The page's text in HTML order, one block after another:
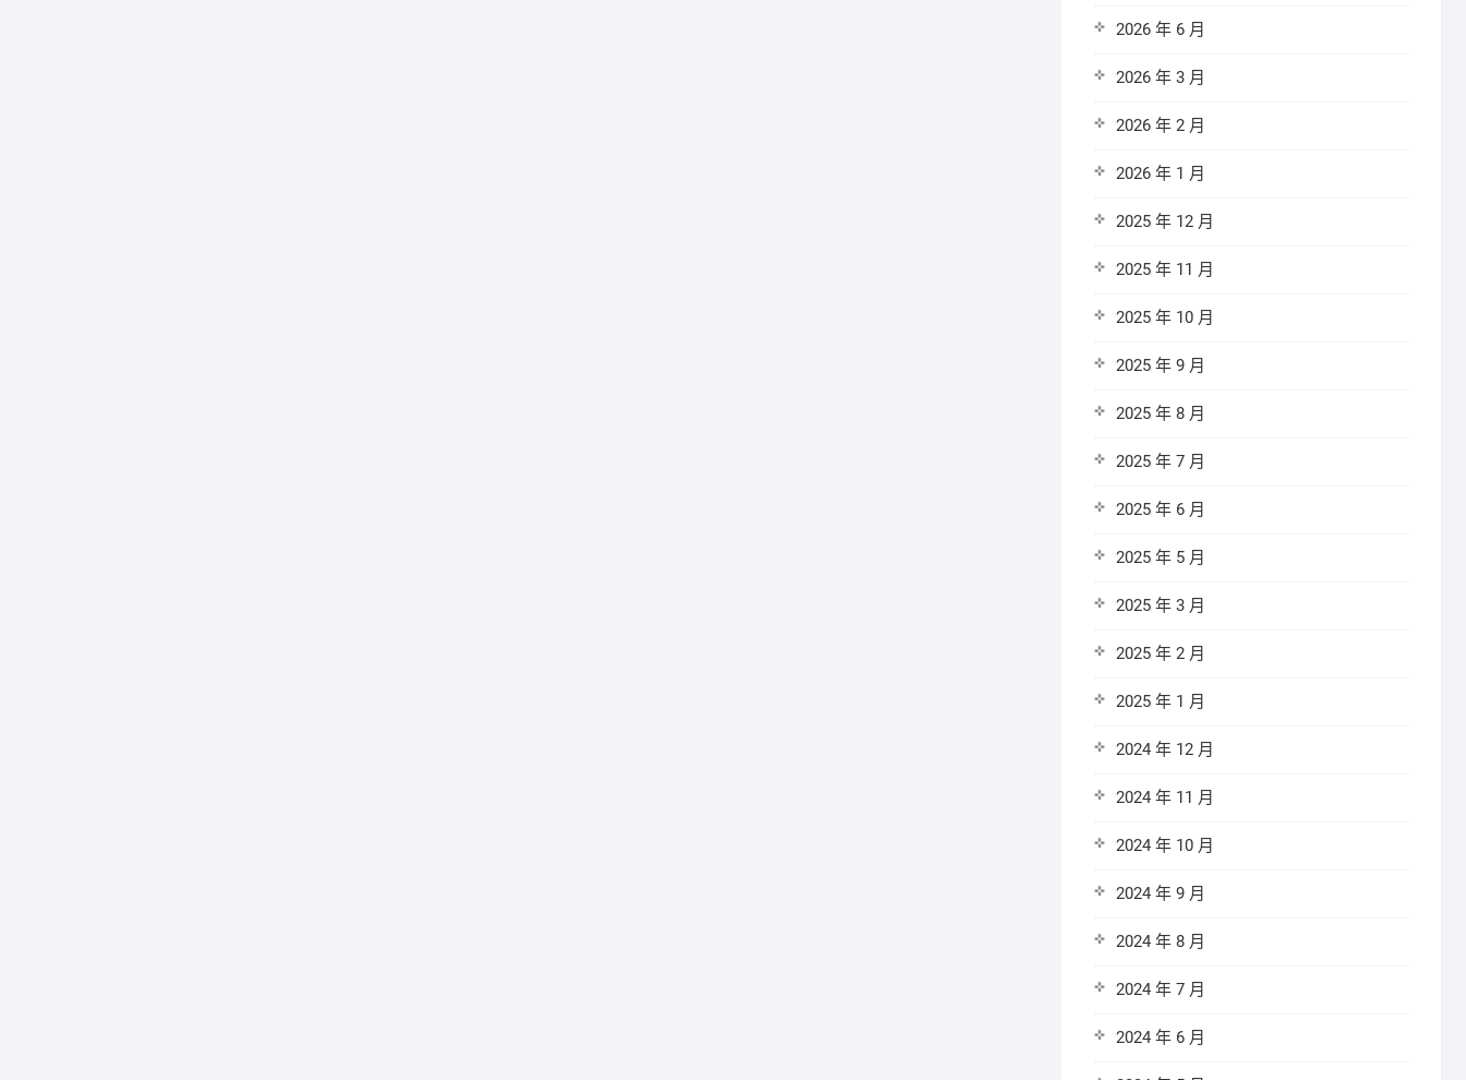
2026 年 6 月
2026 年 3 月
2026 年 2 月
2026 年 1 月
2025 年 12 月
2025 年 11 月
2025 年 10 月
2025 年 9 月
2025 年 8 月
2025 年 7 月
2025 年 6 月
2025 年 5 月
2025 年 3 月
2025 年 2 月
2025 年 1 月
2024 年 12 月
2024 年 11 月
2024 年 10 月
2024 年 9 月
2024 年 8 月
2024 年 7 月
2024 年 6 月